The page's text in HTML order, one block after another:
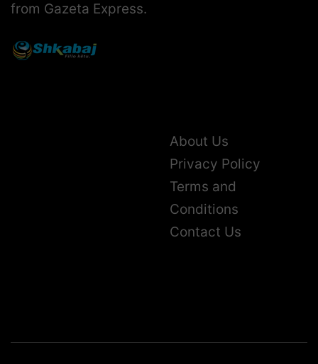
from Gazeta Express.
About Us
Privacy Policy
Terms and
Conditions
Contact Us